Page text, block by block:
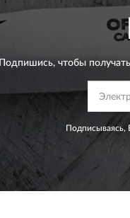
Подпишись, чтобы
Подписываясь,